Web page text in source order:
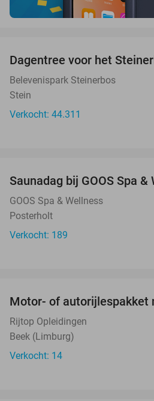
Dagentree voor het
Belevenispark Steinerbos
Stein
Verkocht: 44.311
Saunadag bij GOOS Spa &
GOOS Spa & Wellness
Posterholt
Verkocht: 189
Motor- of autorijlespakket
Rijtop Opleidingen
Beek (Limburg)
Verkocht: 14